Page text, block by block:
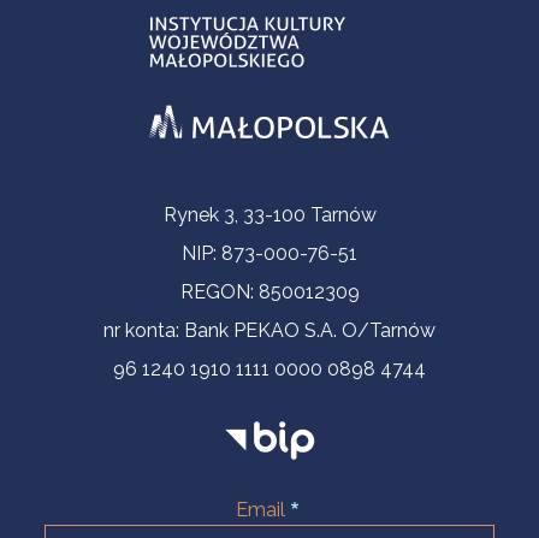
Informacje kontaktoweRynek 3, 33-100 Tarnów
NIP: 873-000-76-51
REGON: 850012309
nr konta: Bank PEKAO S.A. O/Tarnów
96 1240 1910 1111 0000 0898 4744
Email